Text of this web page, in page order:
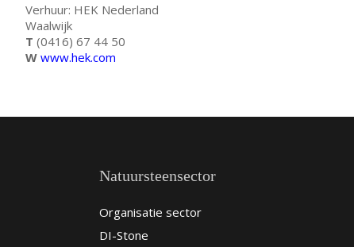
Verhuur: HEK Nederland
Waalwijk
T (0416) 67 44 50
W www.hek.com
Natuursteensector
Organisatie sector
DI-Stone